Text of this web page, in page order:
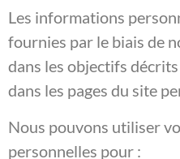
Les informations
fournies par le biais de
dans les objectifs
dans les pages du site
Nous pouvons utiliser
personnelles pour :